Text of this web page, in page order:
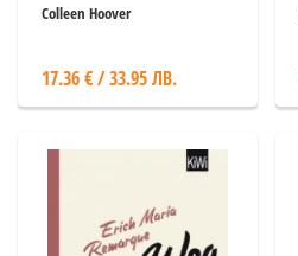
Colleen Hoover
17.36 € / 33.95 ЛВ.